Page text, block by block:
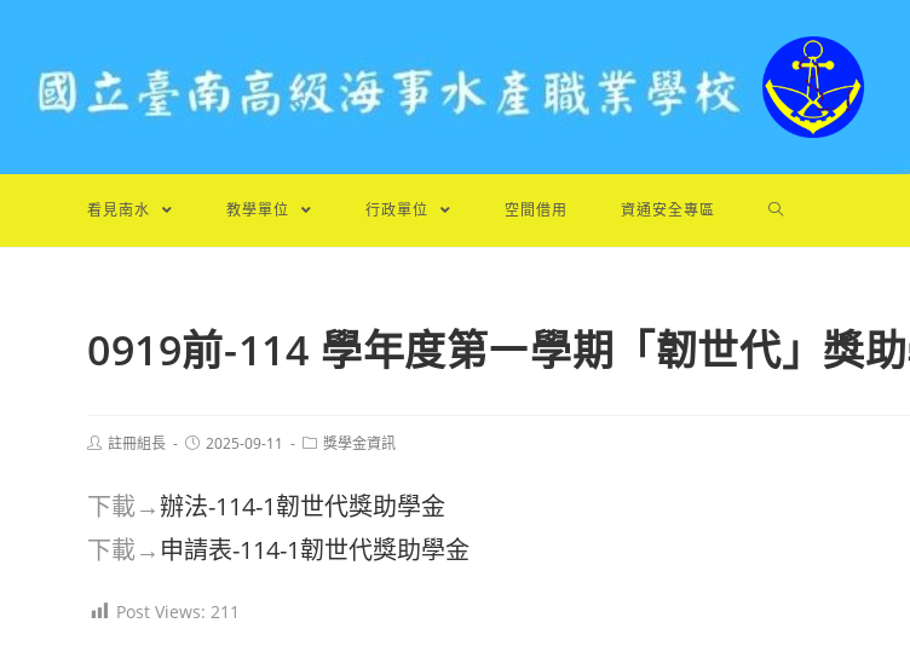
看見南水 教學單位 行政單位 空間借用 資通安全專區
0919前-114 學年度第㇐學期「韌世代」獎
Post註冊組長
Post2025-09-11
Post獎學金資訊
下載→辦法-114-1韌世代獎助學金
下載→ 申請表-114-1韌世代獎助學金
Post Views: 211